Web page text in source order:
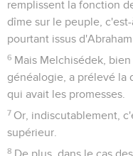
remplissent la fonction
dîme sur le peuple,
pourtant issus d'Abraham.
6 Mais Melchisédek,
généalogie, a prélevé la
qui avait les promesses.
7 Or, indiscutablement,
supérieur.
8 De plus, dans le cas